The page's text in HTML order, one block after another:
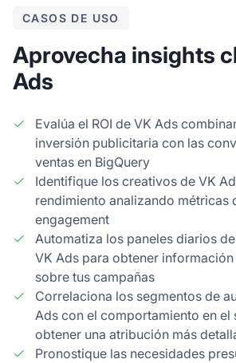
CASOS DE USO
Aprovecha insights
Ads
Evalúa el ROI de VK Ads
inversión publicitaria con las
ventas en BigQuery
Identifique los creativos de VK
rendimiento analizando métricas
engagement
Automatiza los paneles diarios
VK Ads para obtener
sobre tus campañas
Correlaciona los segmentos de
Ads con el comportamiento en el
obtener una atribución más
Pronostique las necesidades